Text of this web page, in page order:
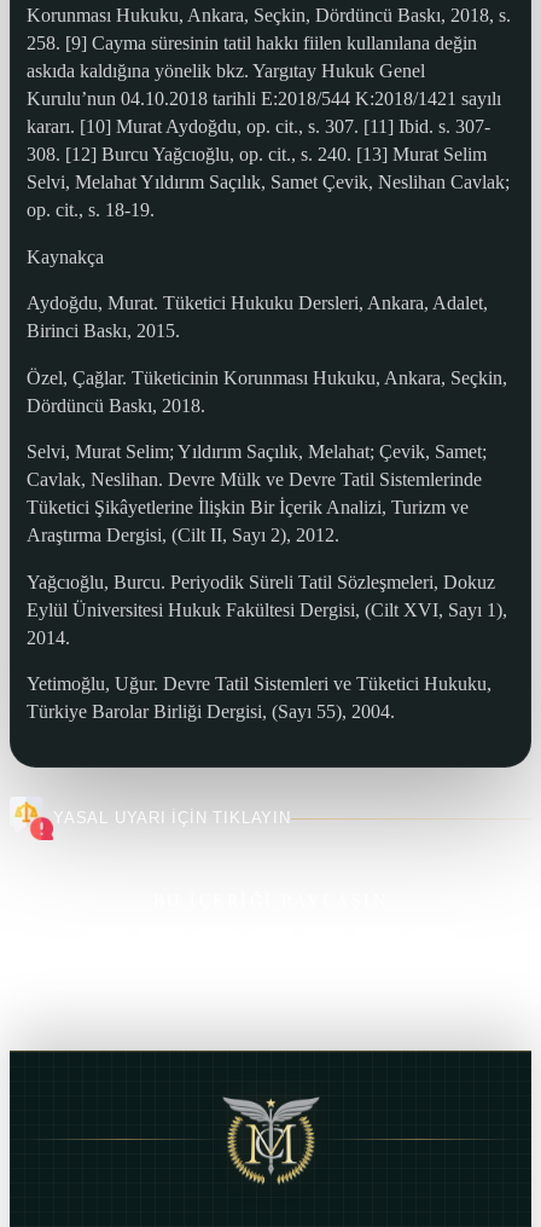
Korunması Hukuku, Ankara, Seçkin, Dördüncü Baskı, 2018, s.
258. [9] Cayma süresinin tatil hakkı fiilen kullanılana değin
askıda kaldığına yönelik bkz. Yargıtay Hukuk Genel
Kurulu’nun 04.10.2018 tarihli E:2018/544 K:2018/1421 sayılı
kararı. [10] Murat Aydoğdu, op. cit., s. 307. [11] Ibid. s. 307-
308. [12] Burcu Yağcıoğlu, op. cit., s. 240. [13] Murat Selim
Selvi, Melahat Yıldırım Saçılık, Samet Çevik, Neslihan Cavlak;
op. cit., s. 18-19.
Kaynakça
Aydoğdu, Murat. Tüketici Hukuku Dersleri, Ankara, Adalet,
Birinci Baskı, 2015.
Özel, Çağlar. Tüketicinin Korunması Hukuku, Ankara, Seçkin,
Dördüncü Baskı, 2018.
Selvi, Murat Selim; Yıldırım Saçılık, Melahat; Çevik, Samet;
Cavlak, Neslihan. Devre Mülk ve Devre Tatil Sistemlerinde
Tüketici Şikâyetlerine İlişkin Bir İçerik Analizi, Turizm ve
Araştırma Dergisi, (Cilt II, Sayı 2), 2012.
Yağcıoğlu, Burcu. Periyodik Süreli Tatil Sözleşmeleri, Dokuz
Eylül Üniversitesi Hukuk Fakültesi Dergisi, (Cilt XVI, Sayı 1),
2014.
Yetimoğlu, Uğur. Devre Tatil Sistemleri ve Tüketici Hukuku,
Türkiye Barolar Birliği Dergisi, (Sayı 55), 2004.
YASAL UYARI İÇİN TIKLAYIN